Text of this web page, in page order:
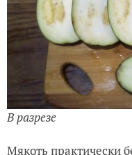
В разрезе
Мякоть практически